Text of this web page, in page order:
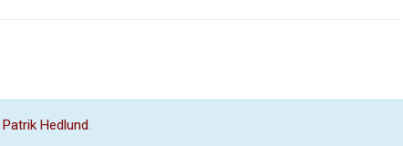
Patrik Hedlund.